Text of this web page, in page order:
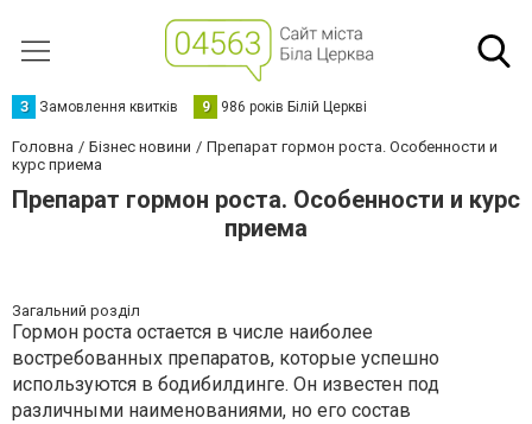
З Замовлення квитків 9 986 років Білій Церкві
Головна Бізнес новини
Препарат гормон роста. Особенности и
курс приема
Препарат гормон роста. Особенности и курс
приема
Загальний розділ
Гормон роста остается в числе наиболее
востребованных препаратов, которые успешно
используются в бодибилдинге. Он известен под
различными наименованиями, но его состав